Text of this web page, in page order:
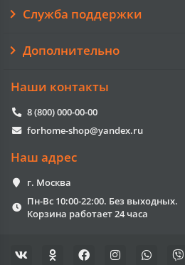
Служба поддержки
Дополнительно
Наши контакты
8 (800) 000-00-00
forhome-shop@yandex.ru
Наш адрес
г. Москва
Пн-Вс 10:00-22:00. Без выходных.
Корзина работает 24 часа